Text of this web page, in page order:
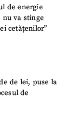
de energie
nu va stinge
cetățenilor”
de lei, puse la
de